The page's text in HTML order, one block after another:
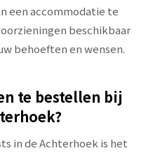
een accommodatie te
beschikbaar
behoeften en wensen.
te bestellen bij
in de Achterhoek is het